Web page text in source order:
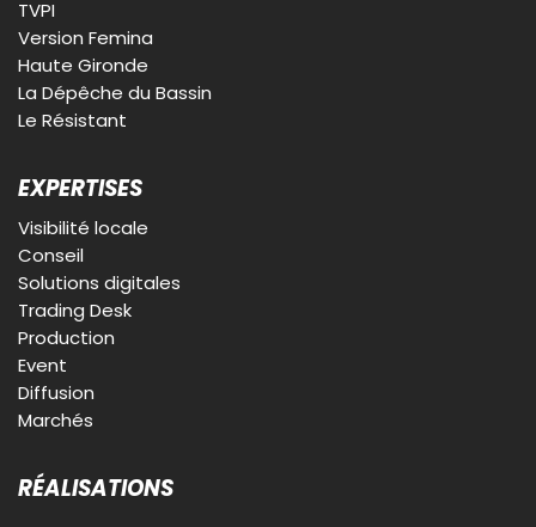
TVPI
Version Femina
Haute Gironde
La Dépêche du Bassin
Le Résistant
EXPERTISES
Visibilité locale
Conseil
Solutions digitales
Trading Desk
Production
Event
Diffusion
Marchés
RÉALISATIONS